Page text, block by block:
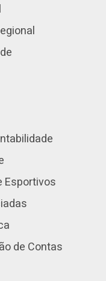
Esportivos
de Contas